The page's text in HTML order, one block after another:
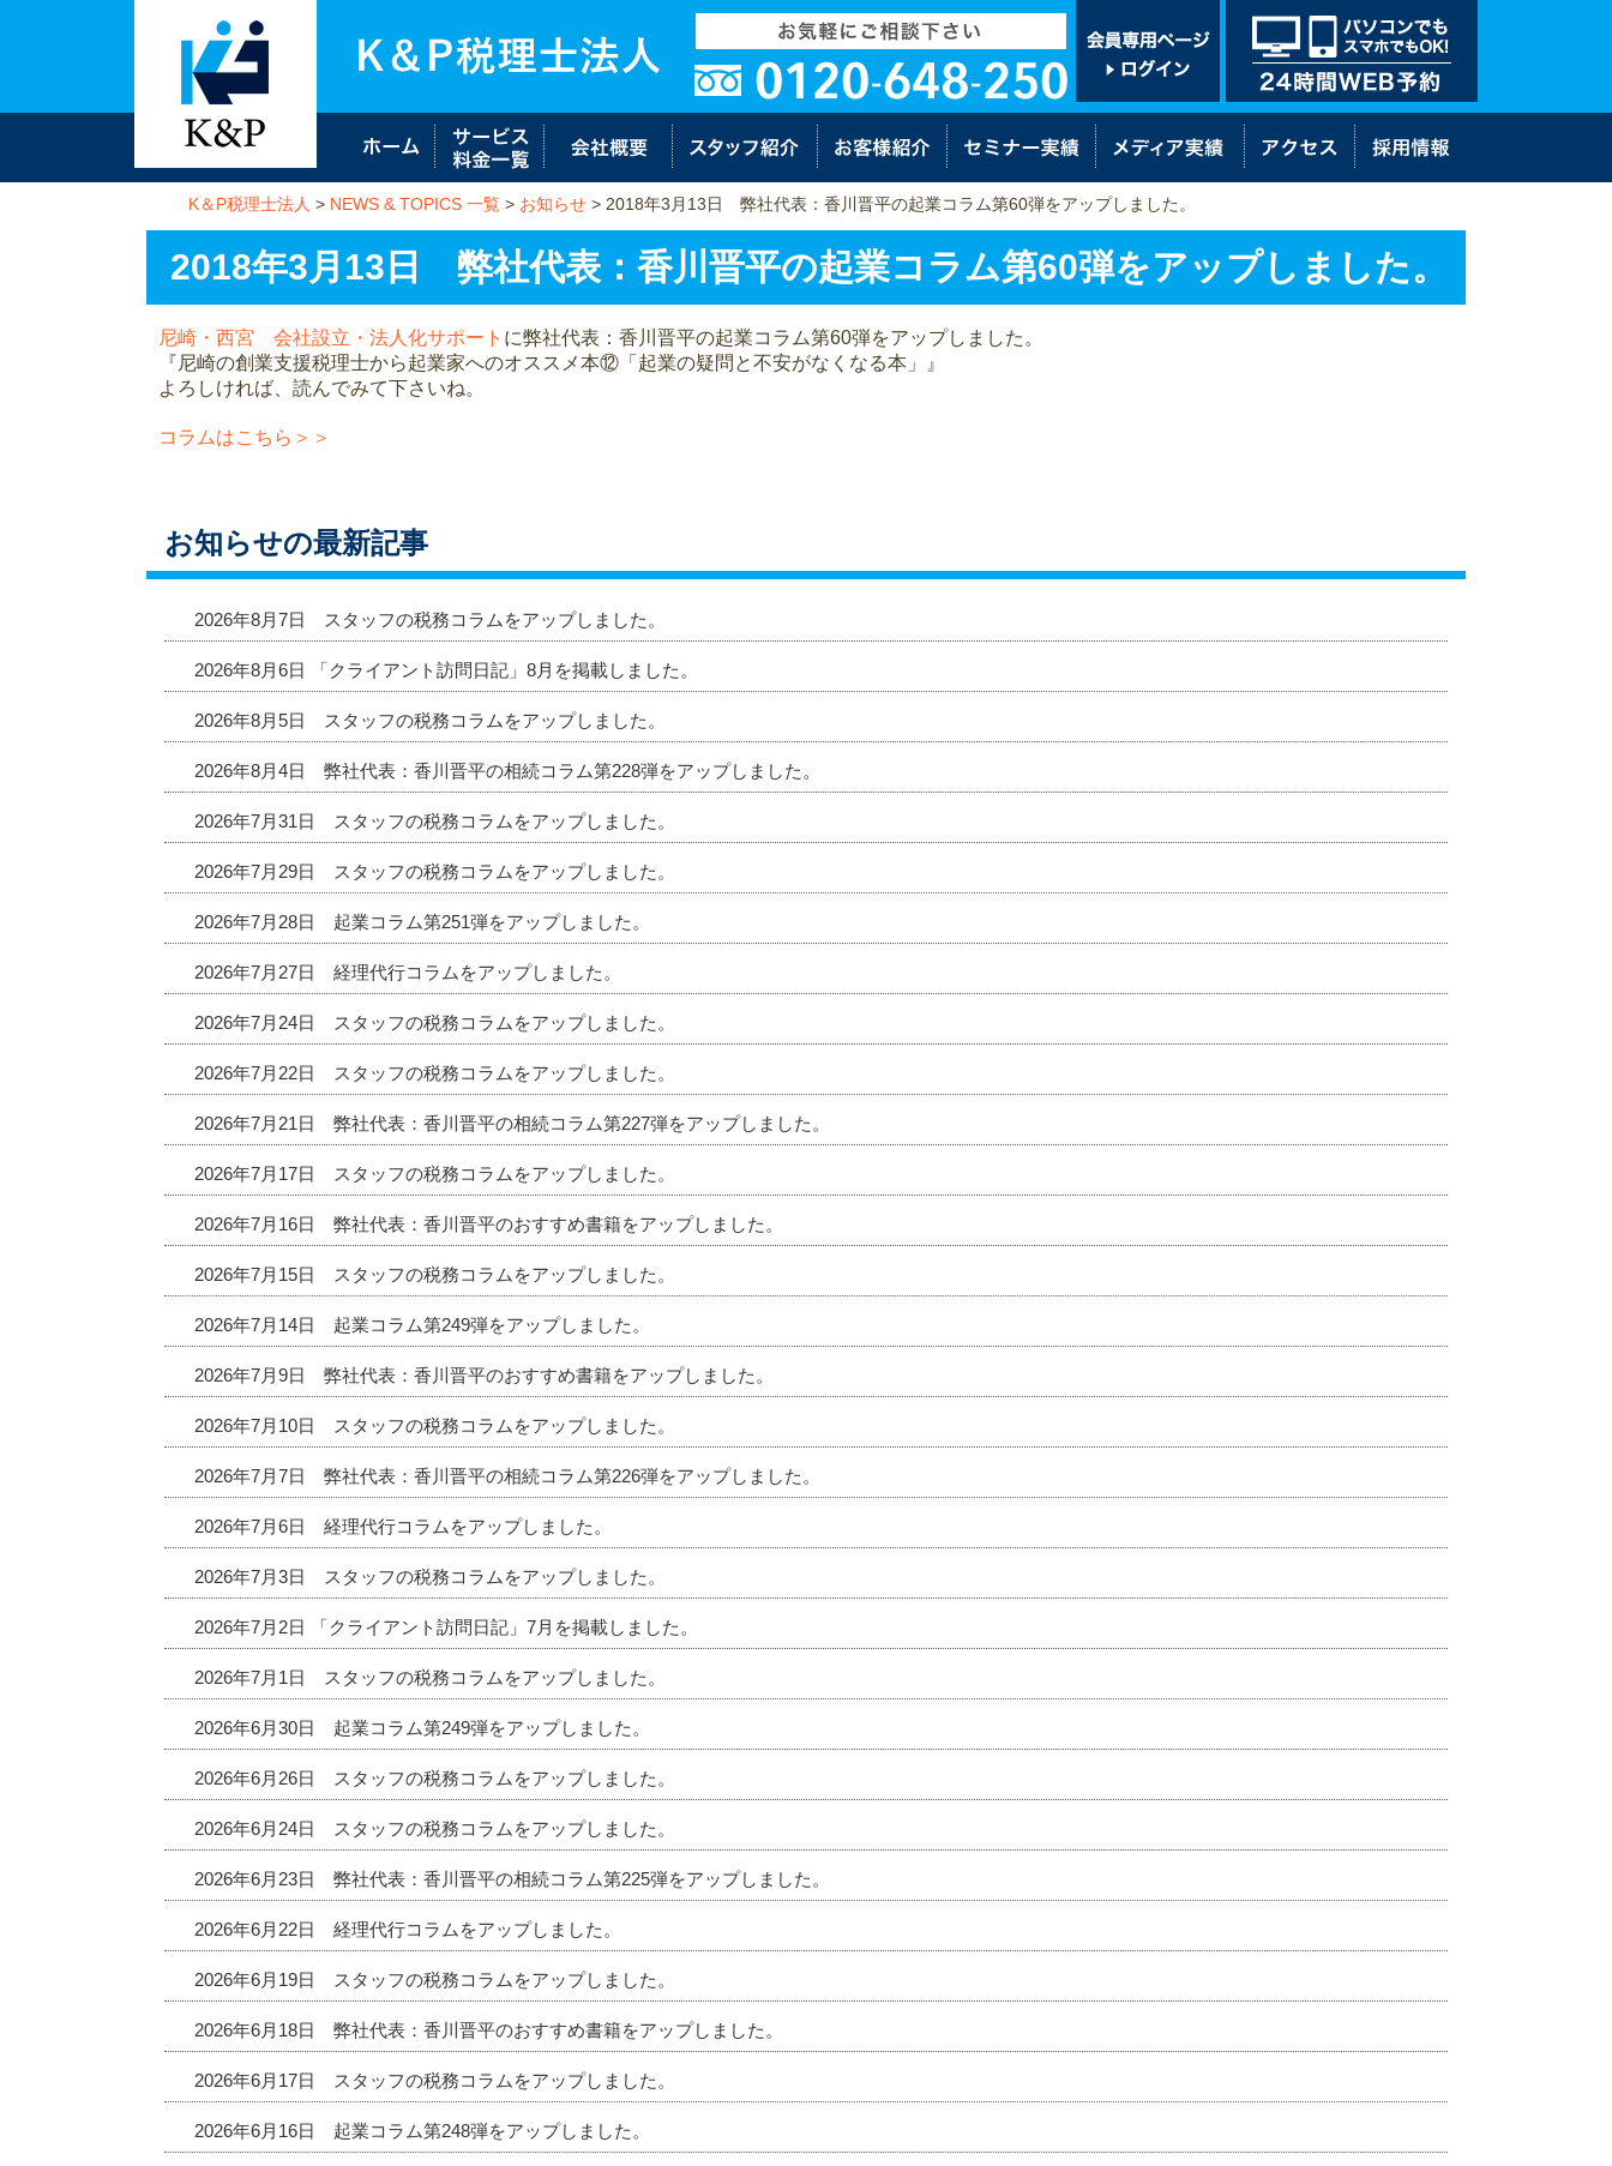
K＆P税理士法人 > NEWS & TOPICS 一覧 > お知らせ > 2018年3月13日 弊社代表：香川晋平の起業コラム第60弾をアップしました。
2018年3月13日 弊社代表：香川晋平の起業コラム第60弾をアップしました。
尼崎・西宮 会社設立・法人化サポート に弊社代表：香川晋平の起業コラム第60弾をアップしました。
『尼崎の創業支援税理士から起業家へのオススメ本⑫「起業の疑問と不安がなくなる本」』
よろしければ、読んでみて下さいね。
コラムはこちら＞＞
お知らせの最新記事
2026年8月7日 スタッフの税務コラムをアップしました。
2026年8月6日 「クライアント訪問日記」8月を掲載しました。
2026年8月5日 スタッフの税務コラムをアップしました。
2026年8月4日 弊社代表：香川晋平の相続コラム第228弾をアップしました。
2026年7月31日 スタッフの税務コラムをアップしました。
2026年7月29日 スタッフの税務コラムをアップしました。
2026年7月28日 起業コラム第251弾をアップしました。
2026年7月27日 経理代行コラムをアップしました。
2026年7月24日 スタッフの税務コラムをアップしました。
2026年7月22日 スタッフの税務コラムをアップしました。
2026年7月21日 弊社代表：香川晋平の相続コラム第227弾をアップしました。
2026年7月17日 スタッフの税務コラムをアップしました。
2026年7月16日 弊社代表：香川晋平のおすすめ書籍をアップしました。
2026年7月15日 スタッフの税務コラムをアップしました。
2026年7月14日 起業コラム第249弾をアップしました。
2026年7月9日 弊社代表：香川晋平のおすすめ書籍をアップしました。
2026年7月10日 スタッフの税務コラムをアップしました。
2026年7月7日 弊社代表：香川晋平の相続コラム第226弾をアップしました。
2026年7月6日 経理代行コラムをアップしました。
2026年7月3日 スタッフの税務コラムをアップしました。
2026年7月2日 「クライアント訪問日記」7月を掲載しました。
2026年7月1日 スタッフの税務コラムをアップしました。
2026年6月30日 起業コラム第249弾をアップしました。
2026年6月26日 スタッフの税務コラムをアップしました。
2026年6月24日 スタッフの税務コラムをアップしました。
2026年6月23日 弊社代表：香川晋平の相続コラム第225弾をアップしました。
2026年6月22日 経理代行コラムをアップしました。
2026年6月19日 スタッフの税務コラムをアップしました。
2026年6月18日 弊社代表：香川晋平のおすすめ書籍をアップしました。
2026年6月17日 スタッフの税務コラムをアップしました。
2026年6月16日 起業コラム第248弾をアップしました。